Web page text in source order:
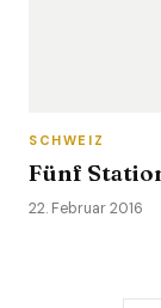
SCHWEIZ
Fünf
22. Februar 2016